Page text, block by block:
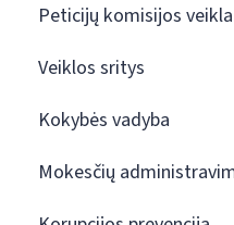
Peticijų komisijos veikla
Veiklos sritys
Kokybės vadyba
Mokesčių